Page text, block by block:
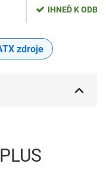
IHNEĎ K
zdroje